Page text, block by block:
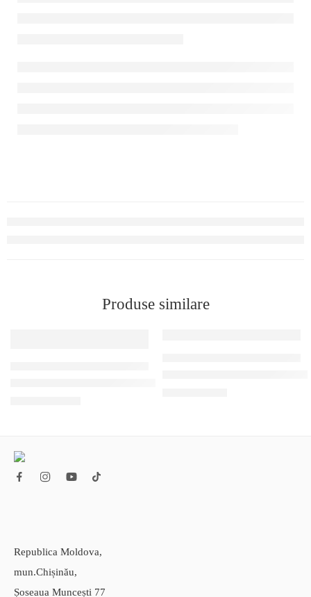
Produse similare
Republica Moldova,
mun.Chișinău,
Șoseaua Muncești 77